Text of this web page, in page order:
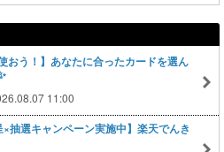
おう！】あなたに合ったカードを選ん
11:00
×抽選キャンペーン実施中】楽天でんき